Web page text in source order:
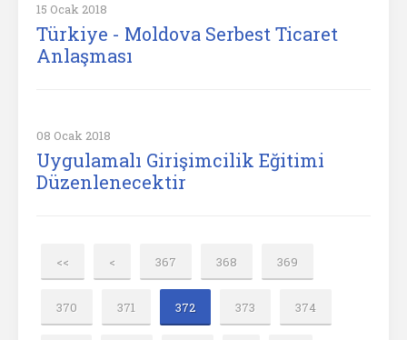
15 Ocak 2018
Türkiye - Moldova Serbest Ticaret
Anlaşması
08 Ocak 2018
Uygulamalı Girişimcilik Eğitimi
Düzenlenecektir
<< < 367 368 369
370 371 372 373 374